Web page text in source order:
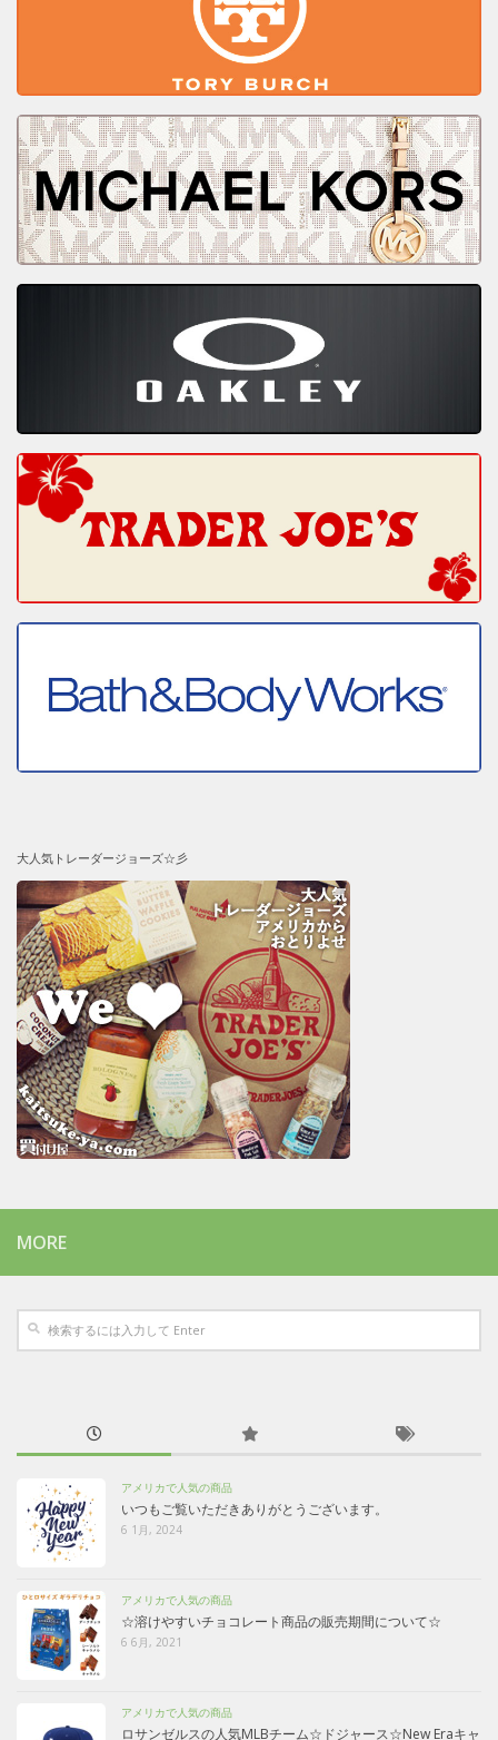
大人気トレーダージョーズ☆彡
MORE
アメリカで人気の商品
いつもご覧いただきありがとうございます。
6 1月, 2024
アメリカで人気の商品
☆溶けやすいチョコレート商品の販売期間について☆
6 6月, 2021
アメリカで人気の商品
ロサンゼルスの人気MLBチーム☆ドジャース☆New Eraキャ